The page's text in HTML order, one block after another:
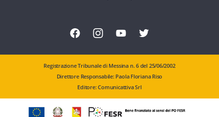
Registrazione Tribunale di Messina n. 6 del 25/06/2002
Direttore Responsabile: Paola Floriana Riso
Editore: Comunicattiva Srl